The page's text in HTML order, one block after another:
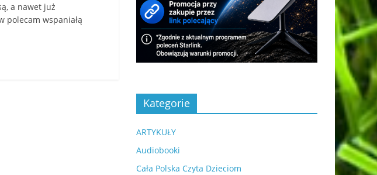
a nawet już
polecam wspaniałą
Kategorie
ARTYKUŁY
Audiobooki
Cała Polska Czyta Dzieciom